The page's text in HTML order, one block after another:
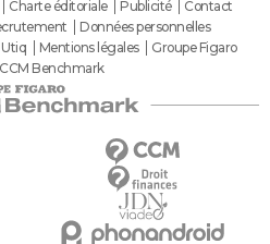
Charte éditoriale Publicité
Contact
Données personnelles
Mentions légales
Groupe Figaro
Benchmark